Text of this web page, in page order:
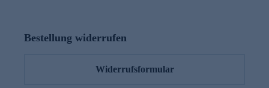
Bestellung widerrufen
Widerrufsformular